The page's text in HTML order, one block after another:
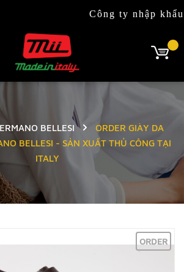
Công ty nhập khẩu &
BELLESI
ORDER GIÀY DA
BELLESI - SẢN XUẤT THỦ CÔNG TẠI
ITALY
ORDER